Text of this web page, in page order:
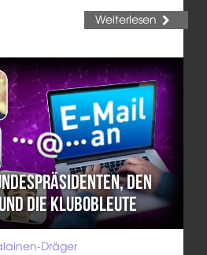
Weiterlesen
den
die Klubobleute
Dräger